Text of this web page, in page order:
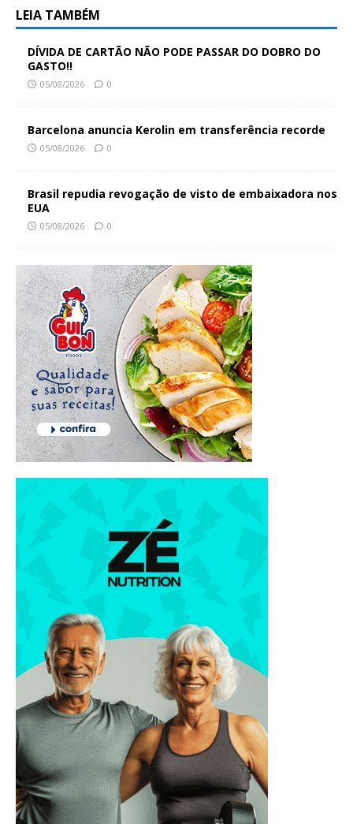
LEIA TAMBÉM
DÍVIDA DE CARTÃO NÃO PODE PASSAR DO DOBRO DO
GASTO!!
05/08/2026 0
Barcelona anuncia Kerolin em transferência recorde
05/08/2026 0
Brasil repudia revogação de visto de embaixadora nos
EUA
05/08/2026 0